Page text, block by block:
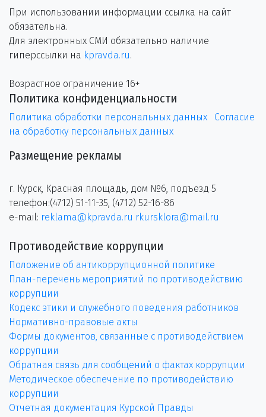
При использовании информации ссылка на сайт
обязательна.
Для электронных СМИ обязательно наличие
гиперссылки на kpravda.ru.
Возрастное ограничение 16+
Политика конфиденциальности
Политика обработки персональных данных
Согласие
на обработку персональных данных
Размещение рекламы
г. Курск, Красная площадь, дом №6, подъезд 5
телефон:(4712) 51-11-35, (4712) 52-16-86
e-mail: reklama@kpravda.ru rkursklora@mail.ru
Противодействие коррупции
Положение об антикоррупционной политике
План-перечень мероприятий по противодействию
коррупции
Кодекс этики и служебного поведения работников
Нормативно-правовые акты
Формы документов, связанные с противодействием
коррупции
Обратная связь для сообщений о фактах коррупции
Методическое обеспечение по противодействию
коррупции
Отчетная документация Курской Правды